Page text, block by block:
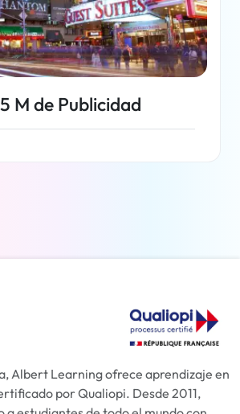
M de Publicidad
Albert Learning ofrece aprendizaje en
por Qualiopi. Desde 2011,